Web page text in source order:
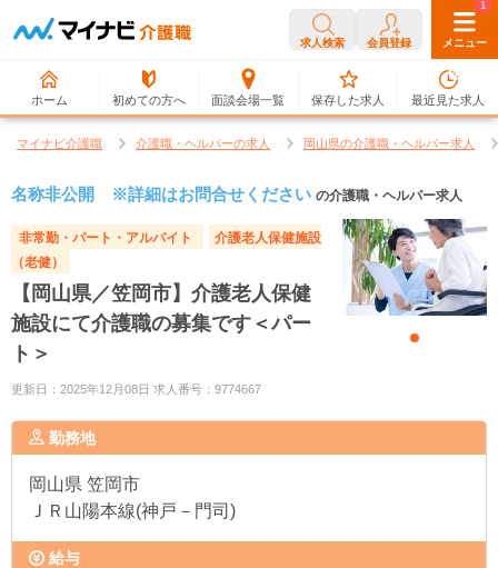
求人検索 会員登録 メニュー
ホーム 初めての方へ 面談会場一覧
0
保存した求人
1
最近見た求人
マイナビ介護職 介護職・ヘルパーの求人 岡山県の介護職・ヘルパー求人
名称非公開 ※詳細はお問合せください の介護職・ヘルパー求人
非常勤・パート・アルバイト
介護老人保健施設
（老健）
【岡山県／笠岡市】介護老人保健
施設にて介護職の募集です＜パー
ト＞
更新日：2025年12月08日 求人番号：9774667
勤務地
岡山県 笠岡市
ＪＲ山陽本線(神戸－門司)
給与